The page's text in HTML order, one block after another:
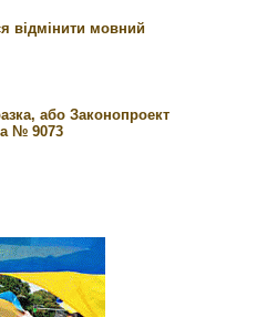
відмінити мовний
або Законопроект
№ 9073